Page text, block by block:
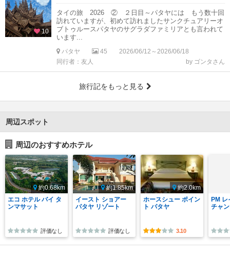
10
タイの旅 2026 ② ２日目～パタヤには もう数十回
訪れていますが、初めて訪れましたサンクチュアリーオ
ブトゥルースパタヤのサグラダファミリアとも言われて
います...
パタヤ 45
2026/06/12～2026/06/18
同行者：友人
by ゴンタさん
旅行記をもっと見る
周辺スポット
周辺のおすすめホテル
約0.68km
エコ ホテル バイ タ
ンマサット
評価なし
約1.85km
イースト ショアー
パタヤ リゾート
評価なし
約2.0km
ホースシュー ポイン
ト パタヤ
3.10
PM
チャ